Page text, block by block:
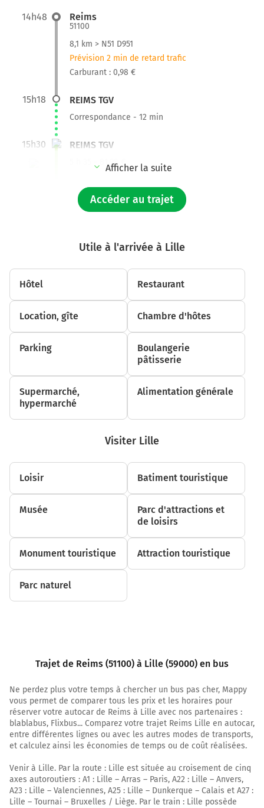
14h48 Reims
51100
8,1 km > N51 D951
Prévision 2 min de retard trafic
Carburant : 0,98 €
15h18 REIMS TGV
Correspondance - 12 min
15h30 REIMS TGV
5 h 35 - 81,98 €
LILLE
2,4 km > Boulevard de la Liberté
Afficher la suite
Accéder au trajet
Utile à l'arrivée à Lille
Hôtel Restaurant
Location, gîte Chambre d'hôtes
Parking
Boulangerie
pâtisserie
Supermarché,
hypermarché
Alimentation générale
Visiter Lille
Loisir Batiment touristique
Musée
Parc d'attractions et
de loisirs
Monument touristique Attraction touristique
Parc naturel
Trajet de Reims (51100) à Lille (59000) en bus
Ne perdez plus votre temps à chercher un bus pas cher, Mappy
vous permet de comparer tous les prix et les horaires pour
réserver votre autocar de Reims à Lille avec nos partenaires :
blablabus, Flixbus... Comparez votre trajet Reims Lille en autocar,
entre différentes lignes ou avec les autres modes de transports,
et calculez ainsi les économies de temps ou de coût réalisées.
Venir à Lille. Par la route : Lille est située au croisement de cinq
axes autoroutiers : A1 : Lille – Arras – Paris, A22 : Lille – Anvers,
A23 : Lille – Valenciennes, A25 : Lille – Dunkerque – Calais et A27 :
Lille – Tournai – Bruxelles / Liège. Par le train : Lille possède